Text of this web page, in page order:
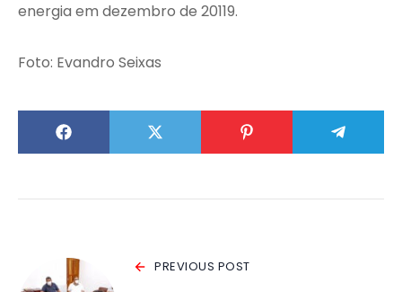
energia em dezembro de 20119.
Foto: Evandro Seixas
PREVIOUS POST